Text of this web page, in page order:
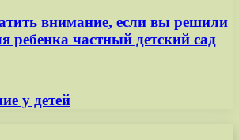
внимание, если вы решили
ребенка частный детский сад
у детей